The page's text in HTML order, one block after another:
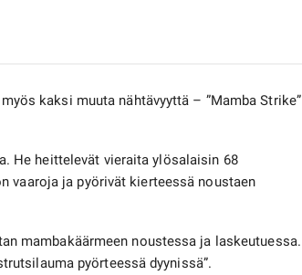
kaksi muuta nähtävyyttä – ”Mamba Strike”
He heittelevät vieraita ylösalaisin 68
vaaroja ja pyörivät kierteessä noustaen
mambakäärmeen noustessa ja laskeutuessa.
pyörteessä dyynissä”.